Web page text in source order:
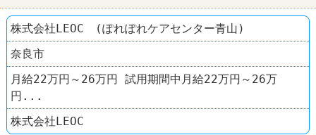
株式会社LEOC (ぽれぽれケアセンター青山)
奈良市
月給22万円～26万円 試用期間中月給22万円～26万
円...
株式会社LEOC